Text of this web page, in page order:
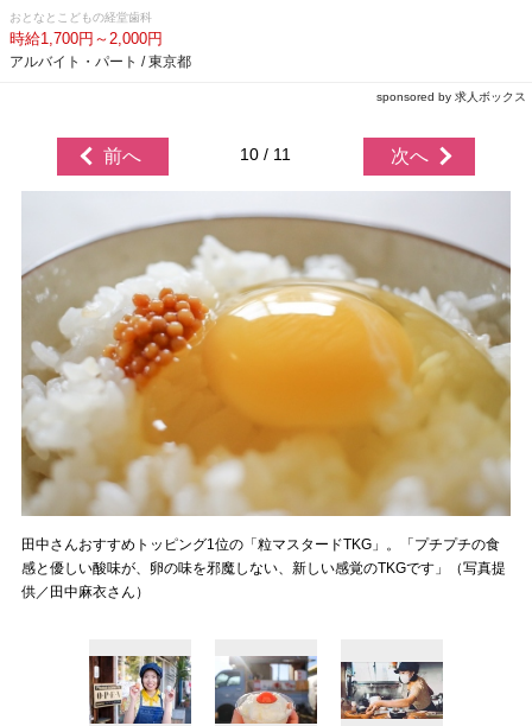
おとなとこどもの経堂歯科
時給1,700円～2,000円
アルバイト・パート / 東京都
sponsored by 求人ボックス
前へ 10 / 11 次へ
田中さんおすすめトッピング1位の「粒マスタードTKG」。「プチプチの食
感と優しい酸味が、卵の味を邪魔しない、新しい感覚のTKGです」（写真提
供／田中麻衣さん）